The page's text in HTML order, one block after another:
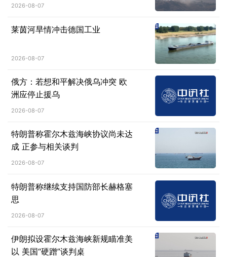
2026-08-07
莱茵河旱情冲击德国工业
2026-08-07
俄方：若想和平解决俄乌冲突 欧
洲应停止援乌
2026-08-07
特朗普称霍尔木兹海峡协议尚未达
成 正参与相关谈判
2026-08-07
特朗普称继续支持国防部长赫格塞
思
2026-08-07
伊朗拟设霍尔木兹海峡新规瞄准美
以 美国“硬蹭”谈判桌